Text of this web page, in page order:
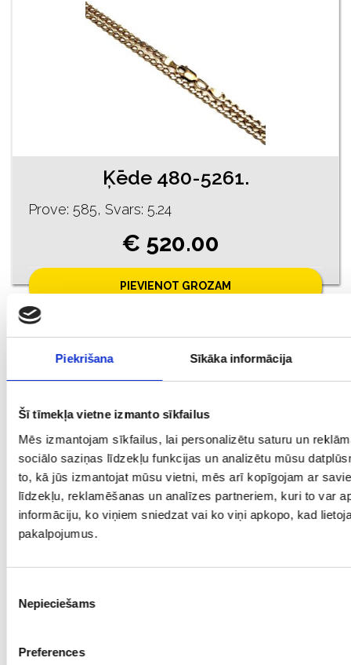
Piekrišana Sīkāka informācija
Šī tīmekļa vietne izmanto sīkfailus
Mēs izmantojam sīkfailus, lai personalizētu saturu un
sociālo saziņas līdzekļu funkcijas un analizētu mūsu
to, kā jūs izmantojat mūsu vietni, mēs arī kopīgojam ar
līdzekļu, reklamēšanas un analīzes partneriem, kuri to var
informāciju, ko viņiem sniedzat vai ko viņi apkopo, kad
pakalpojumus.
izvēle
Nepieciešams
Preferences
Ķēde 480-5261.
Prove: 585, Svars: 5.24
€ 520.00
PIEVIENOT GROZAM
Ķēde 12081-4551
Prove: 585, Svars: 5.18
€ 520.00